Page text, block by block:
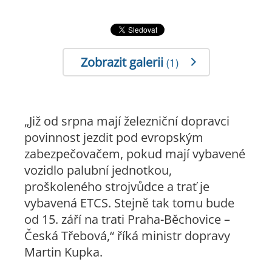
Zobrazit galerii (1)
„Již od srpna mají železniční dopravci
povinnost jezdit pod evropským
zabezpečovačem, pokud mají vybavené
vozidlo palubní jednotkou,
proškoleného strojvůdce a trať je
vybavená ETCS. Stejně tak tomu bude
od 15. září na trati Praha-Běchovice –
Česká Třebová,“ říká ministr dopravy
Martin Kupka.